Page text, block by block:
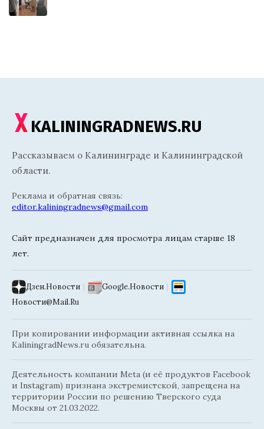
KALININGRADNEWS.RU
Рассказываем о Калининграде и Калининградской
области.
Реклама и обратная связь:
editor.kaliningradnews@gmail.com
Сайт предназначен для просмотра лицам старше 18
лет.
Дзен.Новости | Google.Новости |
Новости@Mail.Ru
При копировании информации активная ссылка на
KaliningradNews.ru обязательна.
Деятельность компании Meta (и её продуктов Facebook
и Instagram) признана экстремистской, запрещена на
территории России по решению Тверского суда
Москвы от 21.03.2022.